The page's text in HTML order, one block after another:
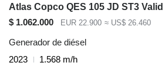
$ 1.062.000 EUR 22.900 ≈ US$ 26.460
Generador de diésel
2023
1.568 m/h